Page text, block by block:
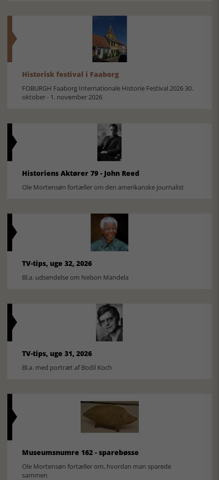
Historisk festival i Faaborg
FOBURGH Faaborg Internationale Historie Festival 2026 30.
oktober - 1. november 2026
Historiens Aktører 79 - John Reed
Ole Mortensøn fortæller om den amerikanske journalist
TV-tips, uge 32, 2026
Bl.a. udsendelse om Nelson Mandela
TV-tips, uge 31, 2026
Bl.a. med portræt af Bodil Koch
Museumsnumre 162 - sparebøsse
Ole Mortensøn fortæller om, hvordan man sparede
sammen